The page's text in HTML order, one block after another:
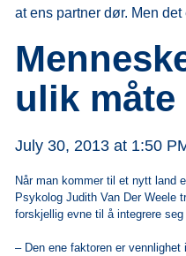
at ens partner dør. Men
ulik måte
July 30, 2013 at 1:50
Når man kommer til et nytt land
Psykolog Judith Van Der Weele
forskjellig evne til å integrere seg
‒ Den ene faktoren er